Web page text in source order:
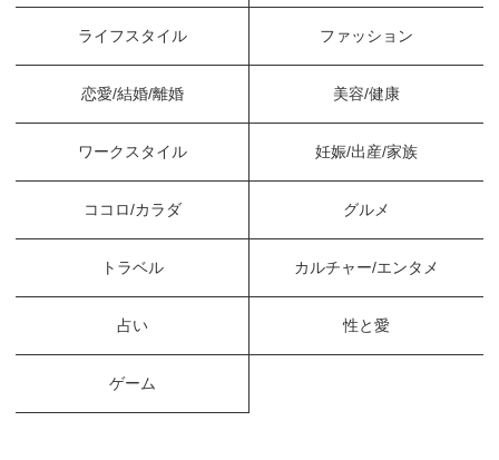
ライフスタイル ファッション
恋愛/結婚/離婚 美容/健康
ワークスタイル 妊娠/出産/家族
ココロ/カラダ グルメ
トラベル カルチャー/エンタメ
占い 性と愛
ゲーム